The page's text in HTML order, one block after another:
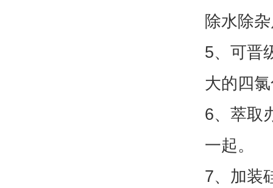
除水除
5、可晋
大的四
6、萃取
一起。
7、加装